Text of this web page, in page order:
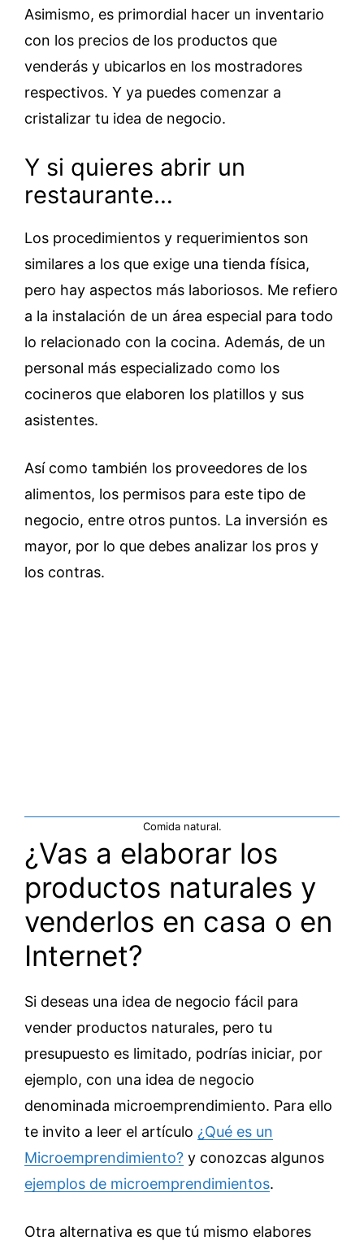
Asimismo, es primordial hacer un inventario
con los precios de los productos que
venderás y ubicarlos en los mostradores
respectivos. Y ya puedes comenzar a
cristalizar tu idea de negocio.
Y si quieres abrir un
restaurante…
Los procedimientos y requerimientos son
similares a los que exige una tienda física,
pero hay aspectos más laboriosos. Me refiero
a la instalación de un área especial para todo
lo relacionado con la cocina. Además, de un
personal más especializado como los
cocineros que elaboren los platillos y sus
asistentes.
Así como también los proveedores de los
alimentos, los permisos para este tipo de
negocio, entre otros puntos. La inversión es
mayor, por lo que debes analizar los pros y
los contras.
Comida natural.
¿Vas a elaborar los
productos naturales y
venderlos en casa o en
Internet?
Si deseas una idea de negocio fácil para
vender productos naturales, pero tu
presupuesto es limitado, podrías iniciar, por
ejemplo, con una idea de negocio
denominada microemprendimiento. Para ello
te invito a leer el artículo ¿Qué es un
Microemprendimiento? y conozcas algunos
ejemplos de microemprendimientos.
Otra alternativa es que tú mismo elabores